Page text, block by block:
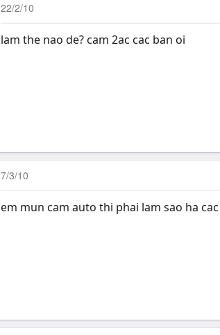
22/2/10
lam the nao de? cam 2ac cac ban oi
7/3/10
em mun cam auto thi phai lam sao ha